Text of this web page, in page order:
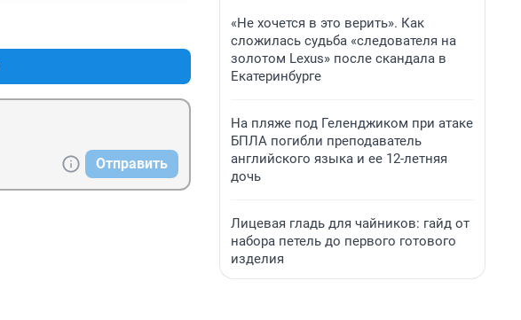
Отправить
«Не хочется в это верить». Как
сложилась судьба «следователя на
золотом Lexus» после скандала в
Екатеринбурге
На пляже под Геленджиком при атаке
БПЛА погибли преподаватель
английского языка и ее 12-летняя
дочь
Лицевая гладь для чайников: гайд от
набора петель до первого готового
изделия